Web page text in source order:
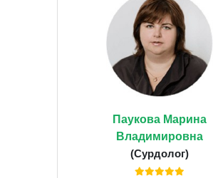
Паукова Марина
Владимировна
(Сурдолог)